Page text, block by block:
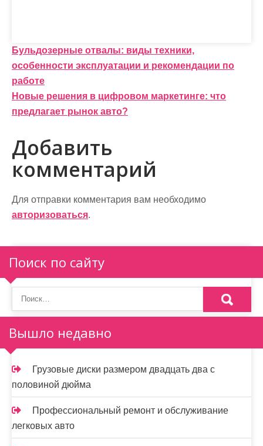
Н
а
в
и
г
а
ц
и
я
п
о
з
а
п
и
с
я
м
Бульдозерные отвалы: виды техники,
особенности эксплуатации и рекомендации по
работе
Новые решения в цифровом маркетинге: что
предлагает рынок авто?
Добавить
комментарий
Для отправки комментария вам необходимо
авторизоваться.
Поиск по сайту
Вышло недавно
Грузовые диски размером двадцать два с
половиной дюйма
Профессиональный ремонт и обслуживание
легковых авто